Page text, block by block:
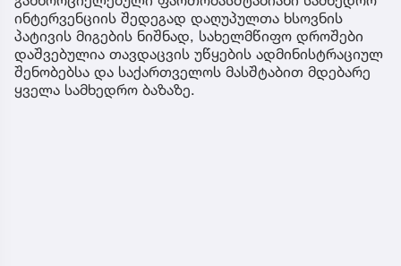
ინტერვენციის შედეგად დაღუპულთა ხსოვნის
პატივის მიგების ნიშნად, სახელმწიფო დროშები
დაშვებულია თავდაცვის უწყების ადმინისტრაციულ
შენობებსა და საქართველოს მასშტაბით მდებარე
ყველა სამხედრო ბაზაზე.